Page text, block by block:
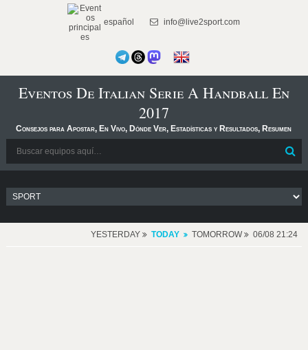
español info@live2sport.com
Eventos De Italian Serie A Handball En
2017
Consejos para Apostar, En Vivo, Dónde Ver, Estadísticas y Resultados, Resumen
YESTERDAY TODAY TOMORROW 06/08 21:24